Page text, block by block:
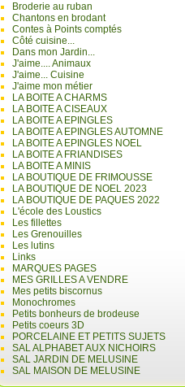
Broderie au ruban
Chantons en brodant
Contes à Points comptés
Côté cuisine...
Dans mon Jardin...
J'aime.... Animaux
J'aime... Cuisine
J'aime mon métier
LA BOITE A CHARMS
LA BOITE A CISEAUX
LA BOITE A EPINGLES
LA BOITE A EPINGLES AUTOMNE
LA BOITE A EPINGLES NOEL
LA BOITE A FRIANDISES
LA BOITE A MINIS
LA BOUTIQUE DE FRIMOUSSE
LA BOUTIQUE DE NOEL 2023
LA BOUTIQUE DE PAQUES 2022
L'école des Loustics
Les fillettes
Les Grenouilles
Les lutins
Links
MARQUES PAGES
MES GRILLES A VENDRE
Mes petits biscornus
Monochromes
Petits bonheurs de brodeuse
Petits coeurs 3D
PORCELAINE ET PETITS SUJETS
SAL ALPHABET AUX NICHOIRS
SAL JARDIN DE MELUSINE
SAL MAISON DE MELUSINE